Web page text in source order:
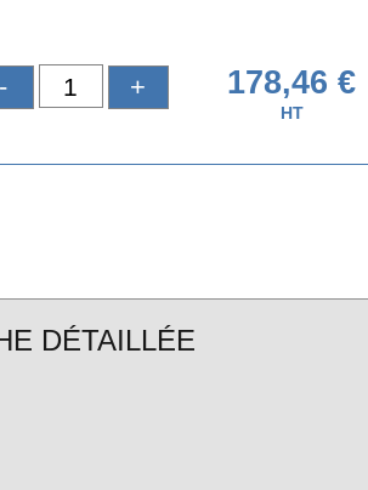
- + 178,46 €
HT
DÉTAILLÉE